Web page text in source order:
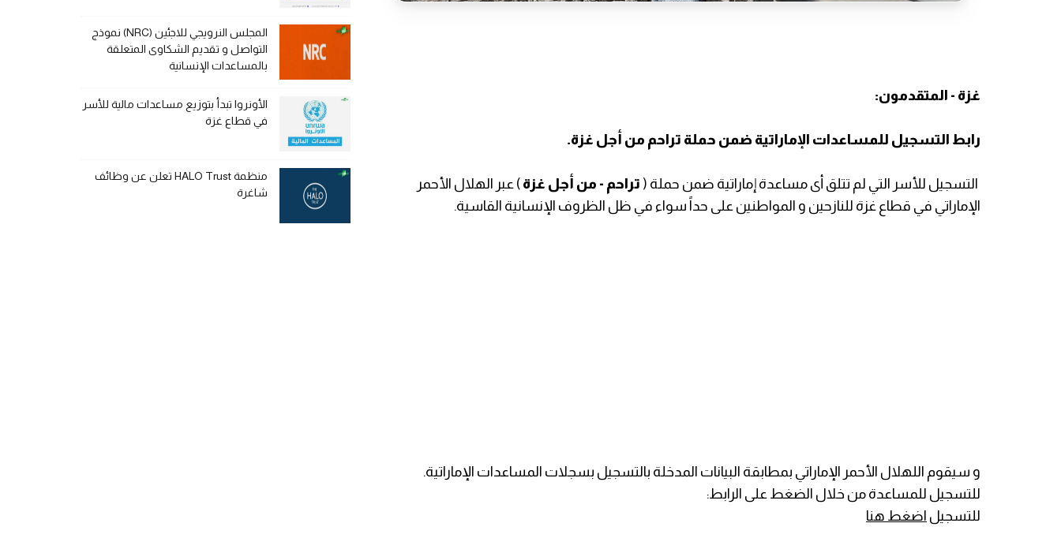
غزة - المتقدمون:
رابط التسجيل للمساعدات الإماراتية ضمن حملة تراحم من أجل غزة.
التسجيل للأسر التي لم تتلق أى مساعدة إماراتية ضمن حملة ( تراحم - من أجل غزة ) عبر الهلال الأحمر
الإماراتي في قطاع غزة للنازحين و المواطنين على حداً سواء في ظل الظروف الإنسانية القاسية.
و سيقوم اللهلال الأحمر الإماراتي بمطابقة البيانات المدخلة بالتسجيل بسجلات المساعدات الإماراتية.
للتسجيل للمساعدة من خلال الضغط على الرابط:
للتسجيل اضغط هنا
المجلس النرويجي للاجئين (NRC) نموذج
التواصل و تقديم الشكاوى المتعلقة
بالمساعدات الإنسانية
الأونروا تبدأ بتوزيع مساعدات مالية للأسر
في قطاع غزة
منظمة HALO Trust تعلن عن وظائف
شاغرة